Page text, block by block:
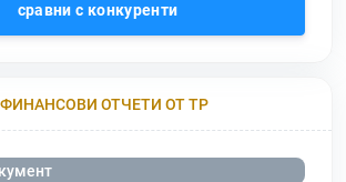
сравни с конкуренти
ОТЧЕТИ ОТ ТР